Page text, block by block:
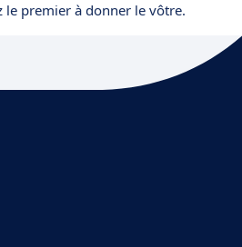
le premier à donner le vôtre.